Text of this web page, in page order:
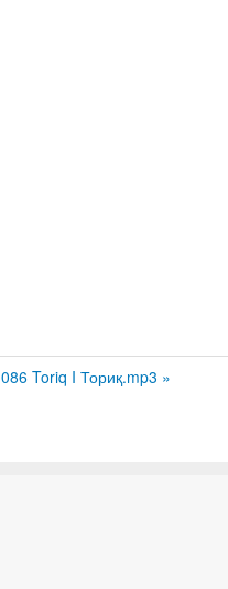
086 Toriq I Ториқ.mp3 »